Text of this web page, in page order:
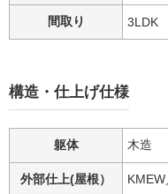
間取り 3LDK
構造・仕上げ仕様
躯体 木造
外部仕上(屋根）